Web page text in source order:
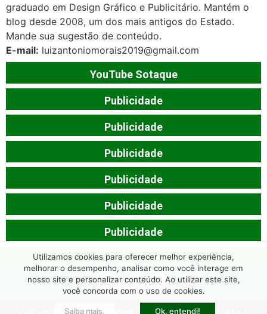
graduado em Design Gráfico e Publicitário. Mantém o
blog desde 2008, um dos mais antigos do Estado.
Mande sua sugestão de conteúdo.
E-mail: luizantoniomorais2019@gmail.com
YouTube Sotaque
Publicidade
Publicidade
Publicidade
Publicidade
Publicidade
Publicidade
Utilizamos cookies para oferecer melhor experiência,
melhorar o desempenho, analisar como você interage em
nosso site e personalizar conteúdo. Ao utilizar este site,
você concorda com o uso de cookies.
Saiba mais. Ok, entendi!